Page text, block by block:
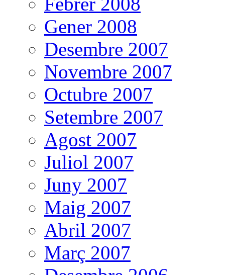
Gener 2008
Desembre 2007
Novembre 2007
Octubre 2007
Setembre 2007
Agost 2007
Juliol 2007
Juny 2007
Maig 2007
Abril 2007
Març 2007